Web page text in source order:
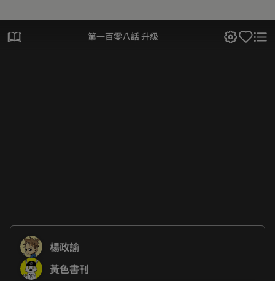
第一百零八話 升級
楊政諭
黃色書刊